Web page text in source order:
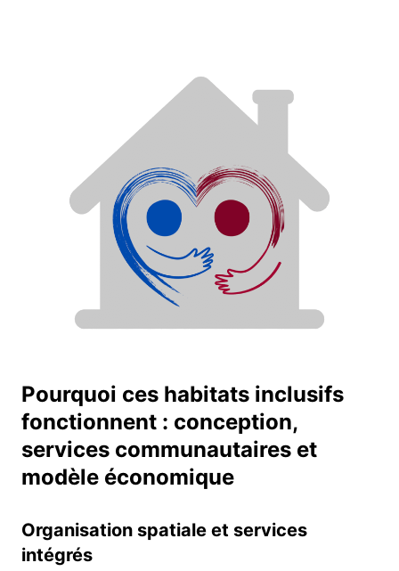
Pourquoi ces habitats inclusifs
fonctionnent : conception,
services communautaires et
modèle économique
Organisation spatiale et services
intégrés